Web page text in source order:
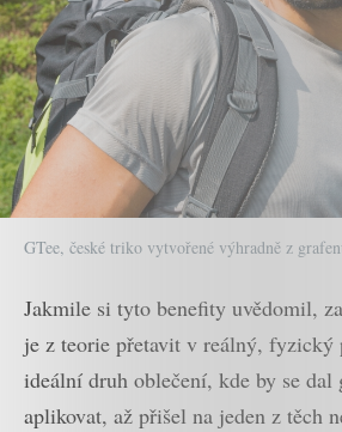
GTee, české triko vytvořené výhradně z
Jakmile si tyto benefity uvědomil,
je z teorie přetavit v reálný,
ideální druh oblečení, kde by se dal
aplikovat, až přišel na jeden z těch